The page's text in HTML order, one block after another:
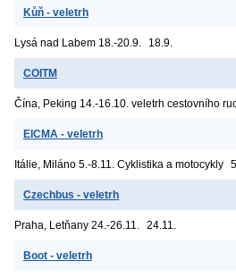
Kůň - veletrh
Lysá nad Labem 18.-20.9. 18.9.
COITM
Čína, Peking 14.-16.10. veletrh cestovního
EICMA - veletrh
Itálie, Miláno 5.-8.11. Cyklistika a motocykly
Czechbus - veletrh
Praha, Letňany 24.-26.11. 24.11.
Boot - veletrh